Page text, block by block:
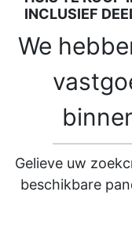
INCLUSIEF
We
Gelieve uw
beschikbare